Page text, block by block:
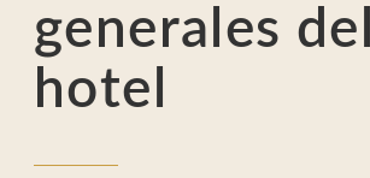
generales del
hotel